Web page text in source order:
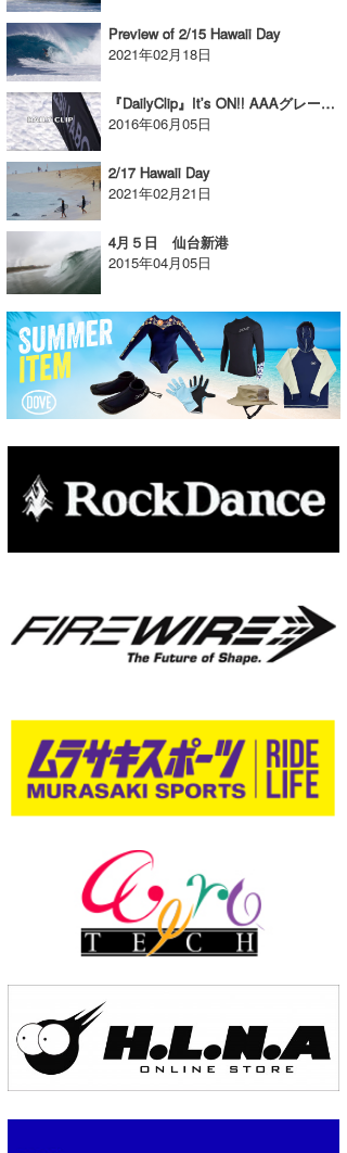
Preview of 2/15 Hawaii Day
2021年02月18日
『DailyClip』It’s ON!! AAAグレード Billabong Surfing Games
2016年06月05日
2/17 Hawaii Day
2021年02月21日
4月５日 仙台新港
2015年04月05日
Soulman
VAGY
waka☆=
YUKI☆
たっちー
ハンマー
まっきー
三輪予報士
小川予報士
上條将美
唐澤予報士
ゴン
予報士 hiro.
banpaku
chappy
Romisea